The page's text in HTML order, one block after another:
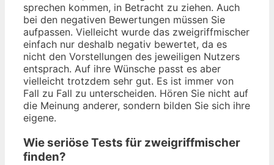
sprechen kommen, in Betracht zu ziehen. Auch
bei den negativen Bewertungen müssen Sie
aufpassen. Vielleicht wurde das zweigriffmischer
einfach nur deshalb negativ bewertet, da es
nicht den Vorstellungen des jeweiligen Nutzers
entsprach. Auf ihre Wünsche passt es aber
vielleicht trotzdem sehr gut. Es ist immer von
Fall zu Fall zu unterscheiden. Hören Sie nicht auf
die Meinung anderer, sondern bilden Sie sich ihre
eigene.
Wie seriöse Tests für zweigriffmischer
finden?